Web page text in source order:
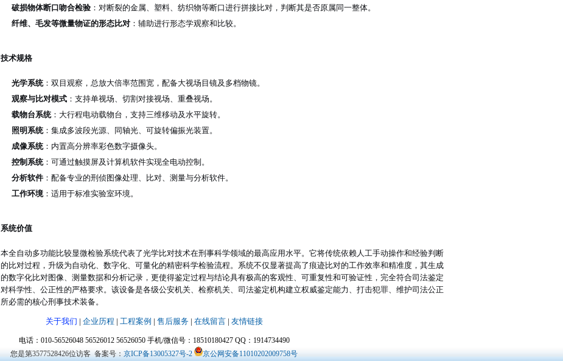
破损物体断口吻合检验：对断裂的金属、塑料、纺织物等断口进行拼接比对，判断其是否原属同一整体。
纤维、毛发等微量物证的形态比对 ：辅助进行形态学观察和比较。
技术规格
光学系统：双目观察，总放大倍率范围宽，配备大视场目镜及多档物镜。
观察与比对模式 ：支持单视场、切割对接视场、重叠视场。
载物台系统：大行程电动载物台，支持三维移动及水平旋转。
照明系统：集成多波段光源、同轴光、可旋转偏振光装置。
成像系统：内置高分辨率彩色数字摄像头。
控制系统：可通过触摸屏及计算机软件实现全电动控制。
分析软件 ：配备专业的刑侦图像处理、比对、测量与分析软件。
工作环境 ：适用于标准实验室环境。
系统价值
本全自动多功能比较显微检验系统代表了光学比对技术在刑事科学领域的最高应用水平。它将传统依赖人工手动操作和经验判断
的比对过程，升级为自动化、数字化、可量化的精密科学检验流程。系统不仅显著提高了痕迹比对的工作效率和精准度，其生成
的数字化比对图像、测量数据和分析记录，更使得鉴定过程与结论具有极高的客观性、可重复性和可验证性，完全符合司法鉴定
对科学性、公正性的严格要求。该设备是各级公安机关、检察机关、司法鉴定机构建立权威鉴定能力、打击犯罪、维护司法公正
所必需的核心刑事技术装备。
关于我们 | 企业历程 | 工程案例 | 售后服务| 在线留言| 友情链接
电话：010-56526048 56526012 56526050 手机/微信号：18510180427 QQ：1914734490
您是第3577528426位访客 备案号： 京ICP备13005327号-2 京公网安备11010202009758号